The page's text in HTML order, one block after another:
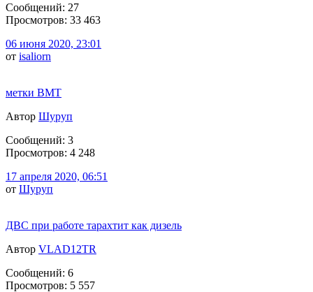
Сообщений: 27
Просмотров: 33 463
06 июня 2020, 23:01
от isaliorn
метки ВМТ
Автор Шуруп
Сообщений: 3
Просмотров: 4 248
17 апреля 2020, 06:51
от Шуруп
ДВС при работе тарахтит как дизель
Автор VLAD12TR
Сообщений: 6
Просмотров: 5 557